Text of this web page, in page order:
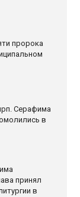
пророка
Серафима
в
принял
в